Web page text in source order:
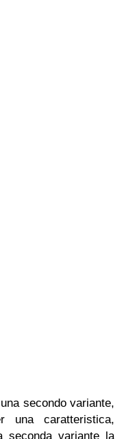
secondo variante,
una caratteristica,
seconda variante la